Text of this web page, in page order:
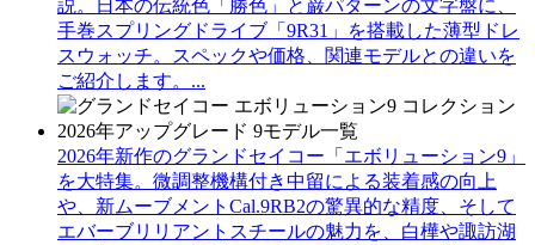
説。日本の伝統色「勝色」と巌パターンの文字盤に、
手巻スプリングドライブ「9R31」を搭載した薄型ドレ
スウォッチ。スペックや価格、関連モデルとの違いを
ご紹介します。...
2026年新作のグランドセイコー「エボリューション9」
を大特集。微調整機構付き中留による装着感の向上
や、新ムーブメントCal.9RB2の驚異的な精度、そして
エバーブリリアントスチールの魅力を、白樺や諏訪湖